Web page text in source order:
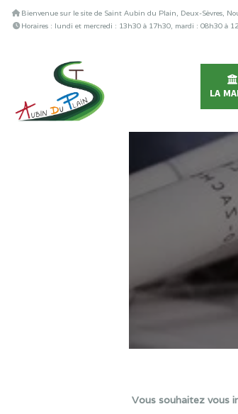
Bienvenue sur le site de Saint Aubin du Plain, Deux-Sèvres,
Horaires : lundi et mercredi : 13h30 à 17h30, mardi : 08h30 à
LA
Vous souhaitez vous